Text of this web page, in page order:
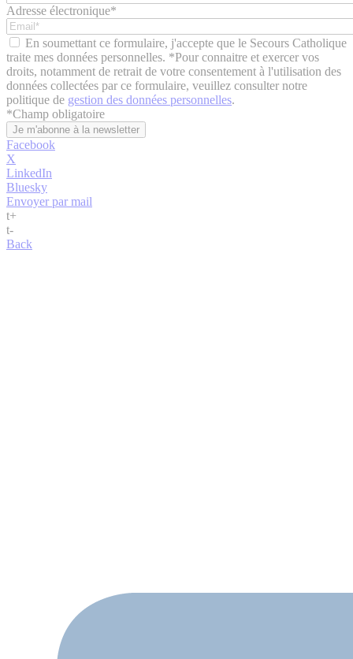
Adresse électronique*
En soumettant ce formulaire, j'accepte que le Secours Catholique
traite mes données personnelles. *Pour connaitre et exercer vos
droits, notamment de retrait de votre consentement à l'utilisation des
données collectées par ce formulaire, veuillez consulter notre
politique de gestion des données personnelles.
*Champ obligatoire
Facebook
X
LinkedIn
Bluesky
Envoyer par mail
t+
t-
Back